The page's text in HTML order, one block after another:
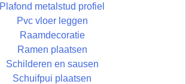
Plafond metalstud profiel
Pvc vloer leggen
Raamdecoratie
Ramen plaatsen
Schilderen en sausen
Schuifpui plaatsen